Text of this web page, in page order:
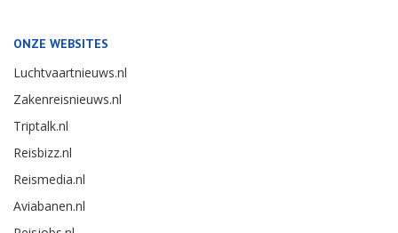
ONZE WEBSITES
Luchtvaartnieuws.nl
Zakenreisnieuws.nl
Triptalk.nl
Reisbizz.nl
Reismedia.nl
Aviabanen.nl